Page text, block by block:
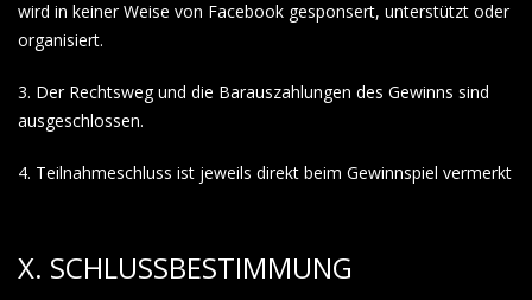
wird in keiner Weise von Facebook gesponsert, unterstützt oder
organisiert.
3. Der Rechtsweg und die Barauszahlungen des Gewinns sind
ausgeschlossen.
4. Teilnahmeschluss ist jeweils direkt beim Gewinnspiel vermerkt
X. SCHLUSSBESTIMMUNG